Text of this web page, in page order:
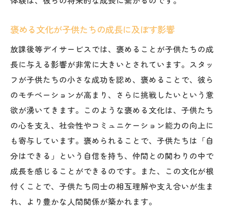
由とは
褒められることで生まれる安心感と自信
自己肯定感向上のための具体的な褒め方
放課後等デイサービスでの褒める文化の形
成
褒めることが子供たちの未来に与える影響
スタッフと保護者の協力による褒め合い環
子供たちの可能性を引き出す褒める技術
地域に根ざした放課後等デイサービスが提供す
る多様な体験
褒める文化が子供たちの成長に及ぼす影響
放課後等デイサービスでは、褒めることが子供たちの成
長に与える影響が非常に大きいとされています。スタッ
フが子供たちの小さな成功を認め、褒めることで、彼ら
のモチベーションが高まり、さらに挑戦したいという意
欲が湧いてきます。このような褒める文化は、子供たち
の心を支え、社会性やコミュニケーション能力の向上に
も寄与しています。褒められることで、子供たちは「自
分はできる」という自信を持ち、仲間との関わりの中で
成長を感じることができるのです。また、この文化が根
付くことで、子供たち同士の相互理解や支え合いが生ま
れ、より豊かな人間関係が築かれます。